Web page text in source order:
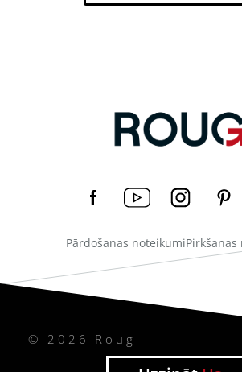
Pārdošanas noteikumi
© 2026 Roug